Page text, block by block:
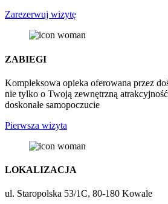
Zarezerwuj wizytę
ZABIEGI
Kompleksowa opieka oferowana przez
nie tylko o Twoją zewnętrzną
doskonałe samopoczucie
Pierwsza wizyta
LOKALIZACJA
ul. Staropolska 53/1C, 80-180 Kowale